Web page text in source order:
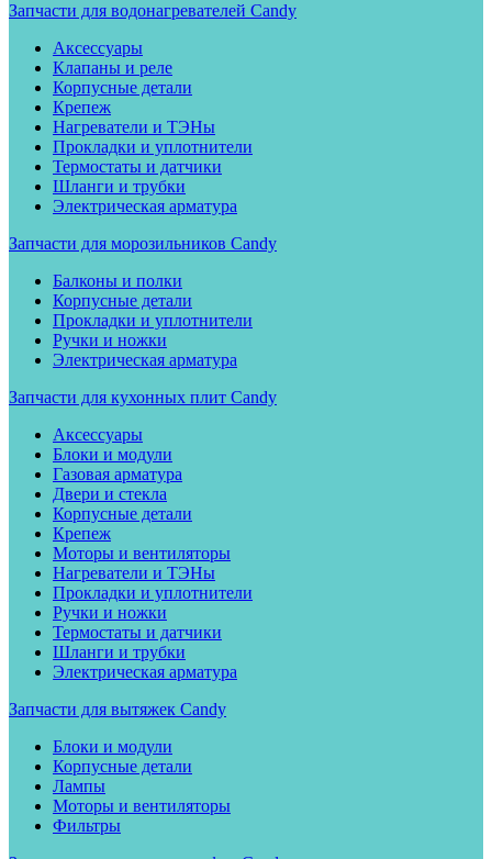
Запчасти для водонагревателей Candy
Аксессуары
Клапаны и реле
Корпусные детали
Крепеж
Нагреватели и ТЭНы
Прокладки и уплотнители
Термостаты и датчики
Шланги и трубки
Электрическая арматура
Запчасти для морозильников Candy
Балконы и полки
Корпусные детали
Прокладки и уплотнители
Ручки и ножки
Электрическая арматура
Запчасти для кухонных плит Candy
Аксессуары
Блоки и модули
Газовая арматура
Двери и стекла
Корпусные детали
Крепеж
Моторы и вентиляторы
Нагреватели и ТЭНы
Прокладки и уплотнители
Ручки и ножки
Термостаты и датчики
Шланги и трубки
Электрическая арматура
Запчасти для вытяжек Candy
Блоки и модули
Корпусные детали
Лампы
Моторы и вентиляторы
Фильтры